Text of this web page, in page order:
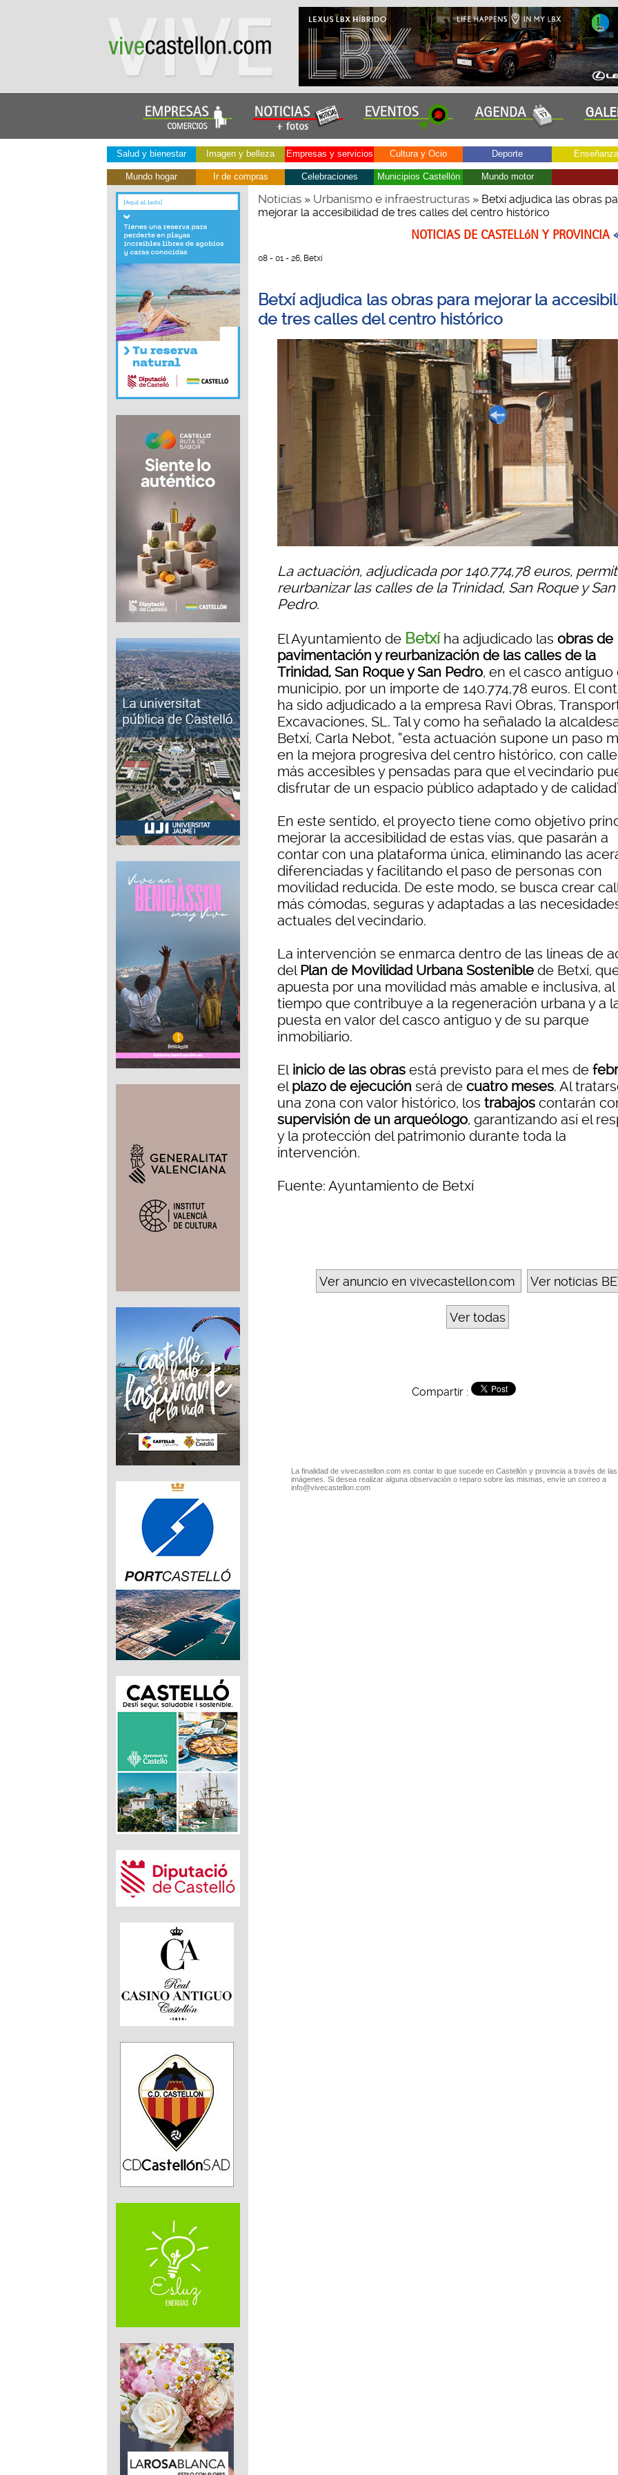
Salud y bienestar Imagen y belleza Empresas y servicios Cultura y Ocio Deporte Enseñanza
Mundo hogar Ir de compras Celebraciones Municipios Castellón Mundo motor
Noticias» Urbanismo e infraestructuras» Betxí adjudica las obras
mejorar la accesibilidad de tres calles del centro histórico
NOTICIAS DE CASTELLóN Y PROVINCIA
08 - 01 - 26, Betxí
Betxí adjudica las obras para mejorar la
de tres calles del centro histórico
La actuación, adjudicada por 140.774,78 euros,
reurbanizar las calles de la Trinidad, San Roque y San
Pedro.
El Ayuntamiento de Betxí ha adjudicado las obras de
pavimentación y reurbanización de las calles de la
Trinidad, San Roque y San Pedro, en el casco antiguo
municipio, por un importe de 140.774,78 euros. El
ha sido adjudicado a la empresa Ravi Obras,
Excavaciones, SL. Tal y como ha señalado la
Betxí, Carla Nebot, “esta actuación supone un paso
en la mejora progresiva del centro histórico, con
más accesibles y pensadas para que el vecindario
disfrutar de un espacio público adaptado y de
En este sentido, el proyecto tiene como objetivo
mejorar la accesibilidad de estas vías, que pasarán a
contar con una plataforma única, eliminando las
diferenciadas y facilitando el paso de personas con
movilidad reducida. De este modo, se busca crear
más cómodas, seguras y adaptadas a las
actuales del vecindario.
La intervención se enmarca dentro de las líneas de
delPlan de Movilidad Urbana Sostenible de Betxí,
apuesta por una movilidad más amable e inclusiva, al
tiempo que contribuye a la regeneración urbana y a
puesta en valor del casco antiguo y de su parque
inmobiliario.
Elinicio de las obras está previsto para el mes de
elplazo de ejecución será de cuatro meses. Al
una zona con valor histórico, los trabajos contarán
supervisión de un arqueólogo, garantizando así el
y la protección del patrimonio durante toda la
intervención.
Fuente: Ayuntamiento de Betxí
Ver anuncio en vivecastellon.com Ver noticias
Ver todas
Compartir :
La finalidad de vivecastellon.com es contar lo que sucede en Castellón y provincia a través de las
imágenes. Si desea realizar alguna observación o reparo sobre las mismas, envíe un correo a
info@vivecastellon.com